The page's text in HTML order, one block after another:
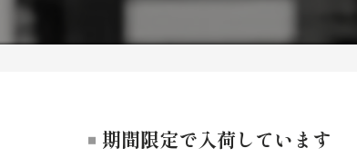
期間限定で入荷しています